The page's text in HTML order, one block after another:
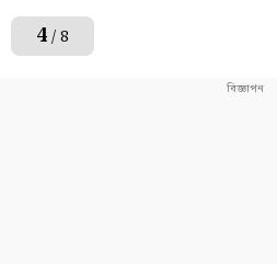
4/ 8